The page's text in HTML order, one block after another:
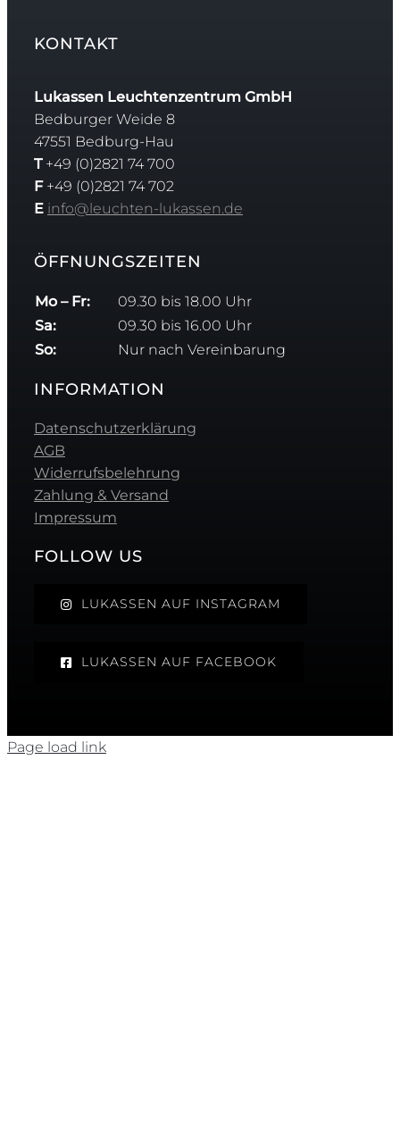
KONTAKT
Lukassen Leuchtenzentrum GmbH
Bedburger Weide 8
47551 Bedburg-Hau
T+49 (0)2821 74 700
F+49 (0)2821 74 702
E info@leuchten-lukassen.de
ÖFFNUNGSZEITEN
Mo – Fr:
09.30 bis 18.00 Uhr
Sa:
09.30 bis 16.00 Uhr
So:
Nur nach Vereinbarung
INFORMATION
Datenschutzerklärung
AGB
Widerrufsbelehrung
Zahlung & Versand
Impressum
FOLLOW US
LUKASSEN AUF INSTAGRAM
LUKASSEN AUF FACEBOOK
Page load link